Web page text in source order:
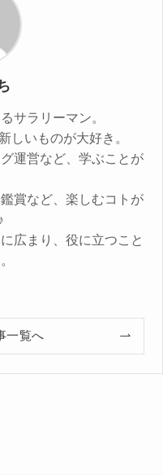
サラリーマン。
しいものが大好き。
運営など、学ぶことが
賞など、楽しむコトが
広まり、役に立つこと
一覧へ